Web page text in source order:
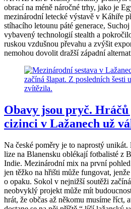
obrací na méně náročné trhy, jako je
mezinárodní letecké výstavě v Káhiře
stíhacího letounu páté generace,
vybavený technologií stealth a
ruskou vzdušnou převahu a zvýšit
nemohou dovolit dražší západní
Obavy jsou pryč.
cizinci v Lažanech už
Na české poměry je to naprostý
lize na Blanensku oblékají fotbalisté z
Indie. Mezinárodní mix na první
jen těžko na hřišti může fungovat,
o opaku. Sokol v nejnižší soutěži
neobvyklý projekt může mít
hrát, že občas až někomu musíme říct,